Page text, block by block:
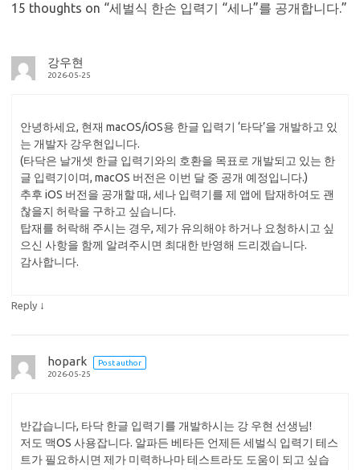
15 thoughts on “세벌식 한손 입력기 “세나”를 공개합니다.”
강우현
2026-05-25
안녕하세요, 현재 macOS/iOS용 한글 입력기 ‘타닥’을 개발하고 있
는 개발자 강우현입니다.
(타닥은 날개셋 한글 입력기와의 호환을 목표로 개발되고 있는 한
글 입력기이며, macOS 버전은 이번 달 중 공개 예정입니다.)
추후 iOS 버전을 공개할 때, 세나 입력기를 제 앱에 탑재하여도 괜
찮을지 허락을 구하고 싶습니다.
탑재를 허락해 주시는 경우, 제가 유의해야 하거나 요청하시고 싶
으신 사항을 함께 알려주시면 최대한 반영해 드리겠습니다.
감사합니다.
Reply ↓
hopark
Post author
2026-05-25
반갑습니다, 타닥 한글 입력기를 개발하시는 강 우현 선생님!
저도 맥OS 사용잡니다. 알파든 베타든 언제든 세벌식 입력기 테스
트가 필요하시면 제가 미력하나마 테스트라도 도움이 되고 싶습